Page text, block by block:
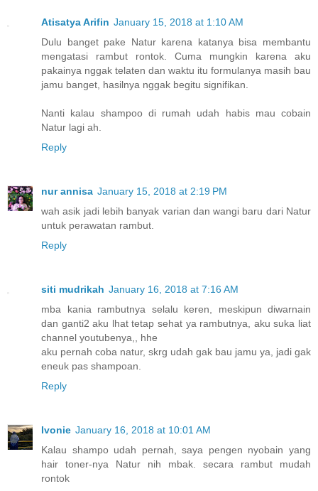
Atisatya Arifin January 15, 2018 at 1:10 AM
Dulu banget pake Natur karena katanya bisa membantu
mengatasi rambut rontok. Cuma mungkin karena aku
pakainya nggak telaten dan waktu itu formulanya masih bau
jamu banget, hasilnya nggak begitu signifikan.
Nanti kalau shampoo di rumah udah habis mau cobain
Natur lagi ah.
Reply
nur annisa January 15, 2018 at 2:19 PM
wah asik jadi lebih banyak varian dan wangi baru dari Natur
untuk perawatan rambut.
Reply
siti mudrikah January 16, 2018 at 7:16 AM
mba kania rambutnya selalu keren, meskipun diwarnain
dan ganti2 aku lhat tetap sehat ya rambutnya, aku suka liat
channel youtubenya,, hhe
aku pernah coba natur, skrg udah gak bau jamu ya, jadi gak
eneuk pas shampoan.
Reply
Ivonie January 16, 2018 at 10:01 AM
Kalau shampo udah pernah, saya pengen nyobain yang
hair toner-nya Natur nih mbak. secara rambut mudah
rontok